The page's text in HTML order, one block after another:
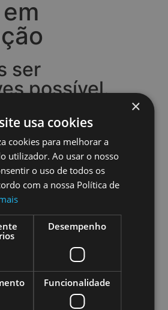
ser
possível.
570 | +351
×
usa cookies
cookies para melhorar a
utilizador. Ao usar o nosso
o uso de todos os
com a nossa Política de
Desempenho
Funcionalidade